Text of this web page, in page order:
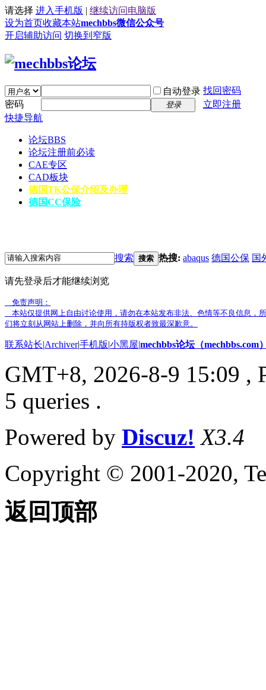
请选择 进入手机版 | 继续访问电脑版
设为首页收藏本站mechbbs微信公众号
开启辅助访问 切换到窄版
自动登录 找回密码
密码
登录
立即注册
快捷导航
论坛BBS
论坛注册前必读
CAE专区
CAD板块
德国TK公保介绍及办理
德国CC保险
搜索 搜索 热搜: abaqus 德国公保 国
请先登录后才能继续浏览
免责声明：
本站仅提供网上自由讨论使用，请勿在本站发布非法、色情等不良信息，
们将立刻从网站上删除，并向所有持版权者致最深歉意。
联系站长|Archiver|手机版|小黑屋|mechbbs论坛（mechbbs.com
GMT+8, 2026-8-9 15:09 ,
5 queries .
Powered by Discuz! X3.4
Copyright © 2001-2020,
返回顶部